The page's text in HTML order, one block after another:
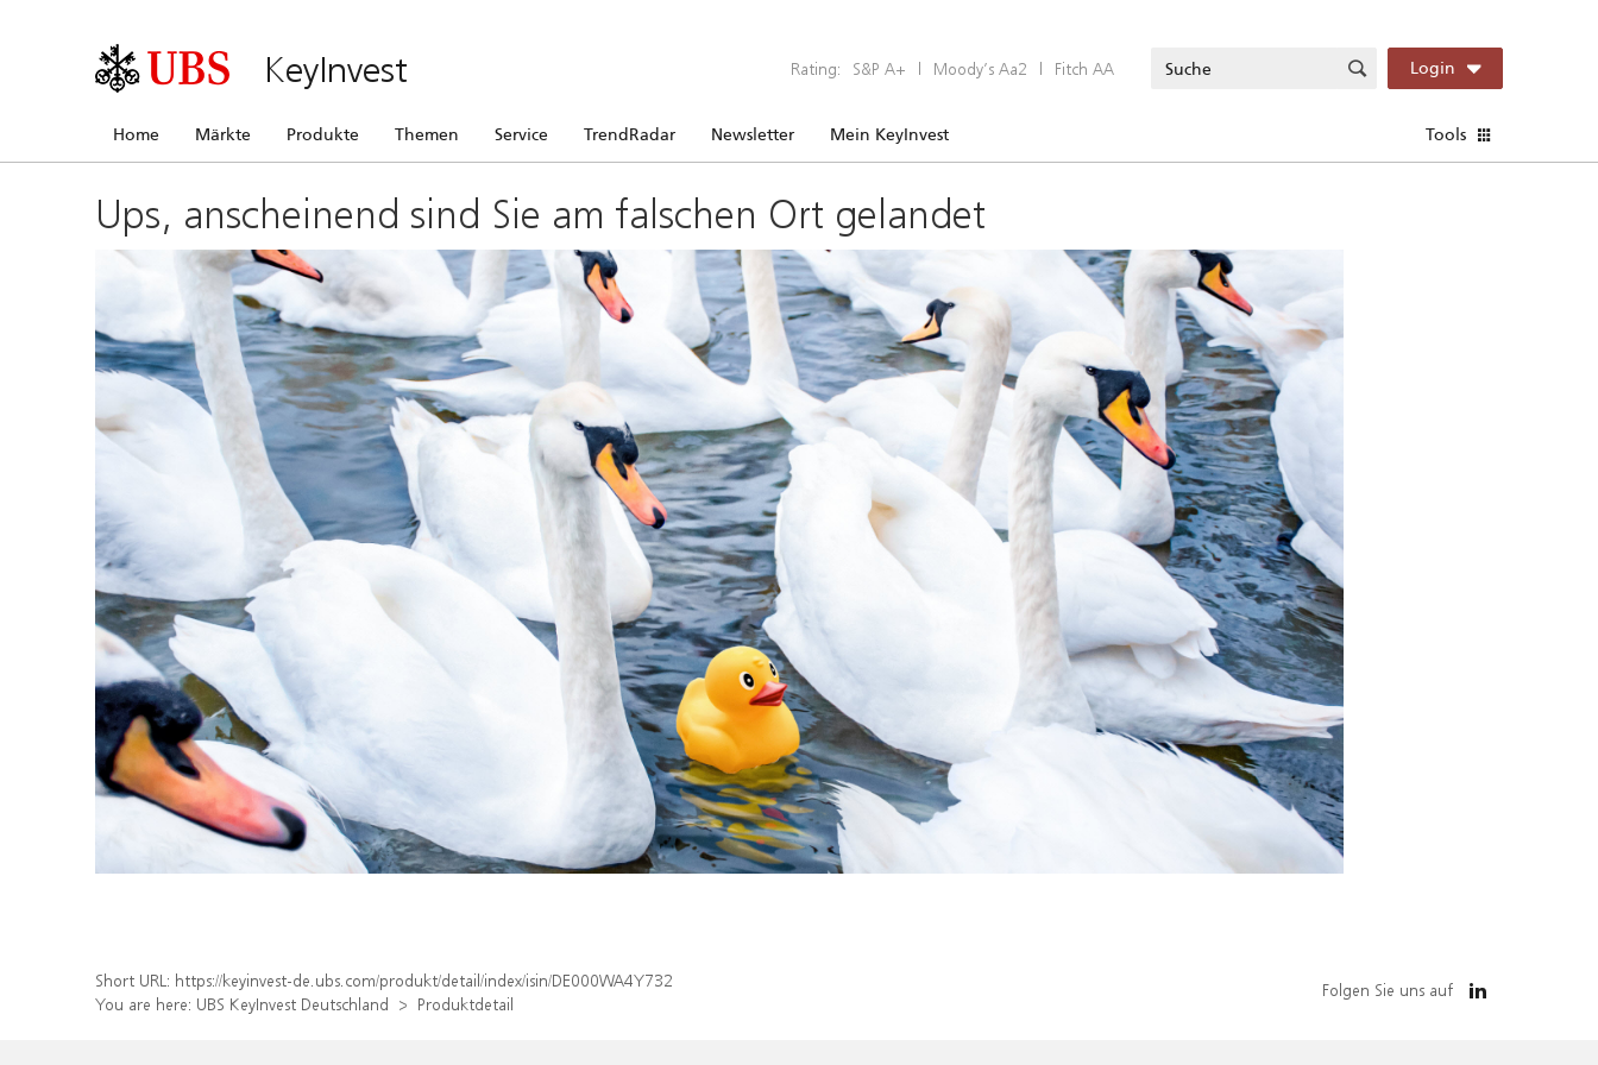
KeyInvest Rating: S&P A+ | Moody’s Aa2 | Fitch AA Login
Home Märkte Produkte Themen Service TrendRadar Newsletter Mein KeyInvest Tools
Ups, anscheinend sind Sie am falschen Ort gelandet
Short URL: https://keyinvest-de.ubs.com/produkt/detail/index/isin/DE000WA4Y732
You are here: UBS KeyInvest Deutschland Produktdetail
Folgen Sie uns auf